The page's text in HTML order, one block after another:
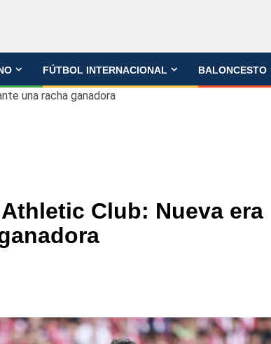
FÚTBOL INTERNACIONAL BALONCESTO
una racha ganadora
Club: Nueva era